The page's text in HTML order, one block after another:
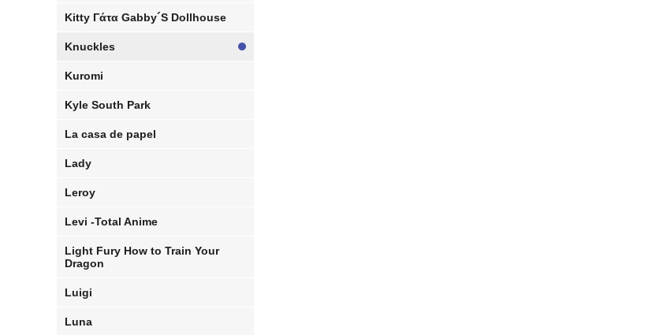
Kitty Γάτα Gabby´S Dollhouse
Knuckles
Kuromi
Kyle South Park
La casa de papel
Lady
Leroy
Levi -Total Anime
Light Fury How to Train Your
Dragon
Luigi
Luna